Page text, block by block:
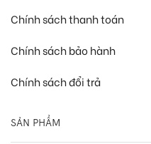
Chính sách thanh toán
Chính sách bảo hành
Chính sách đổi trả
SẢN PHẨM